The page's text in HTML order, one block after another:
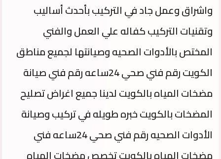
واشراق وعمل جاد في التركيب بأحدث أساليب
وتقنيات التركيب كفاله علي العمل والفني
المختص بالأدوات الصحيه وصيانتها لجميع مناطق
الكويت رقم فني صحي 24ساعه رقم فني صيانة
مضخات المياه بالكويت لدينا جميع اغراض تصليح
المضخات بالكويت خبره طويله في تركيب وصيانة
الأدوات الصحيه رقم فني صحي 24ساعه فني
مضخات المياه بالكويت تخصص مضخات المياه